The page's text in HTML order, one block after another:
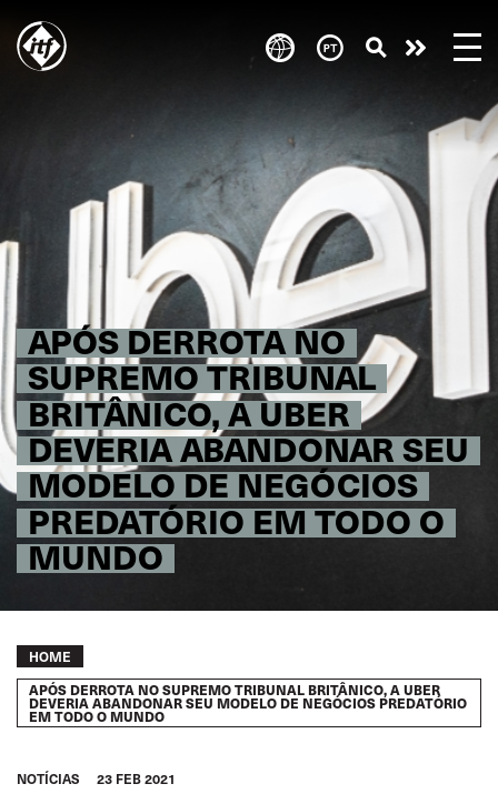
main
APÓS DERROTA NO
SUPREMO TRIBUNAL
BRITÂNICO, A UBER
DEVERIA ABANDONAR SEU
MODELO DE NEGÓCIOS
PREDATÓRIO EM TODO O
MUNDO
Take
Breadcrumb
HOME
APÓS DERROTA NO SUPREMO TRIBUNAL BRITÂNICO, A UBER
DEVERIA ABANDONAR SEU MODELO DE NEGÓCIOS PREDATÓRIO
EM TODO O MUNDO
NOTÍCIAS 23 FEB 2021